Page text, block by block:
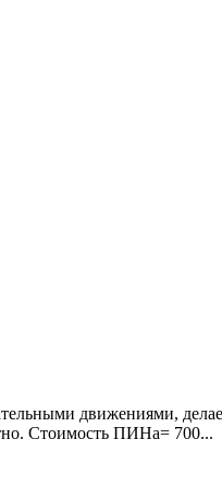
движениями,
Стоимость ПИНа= 700...